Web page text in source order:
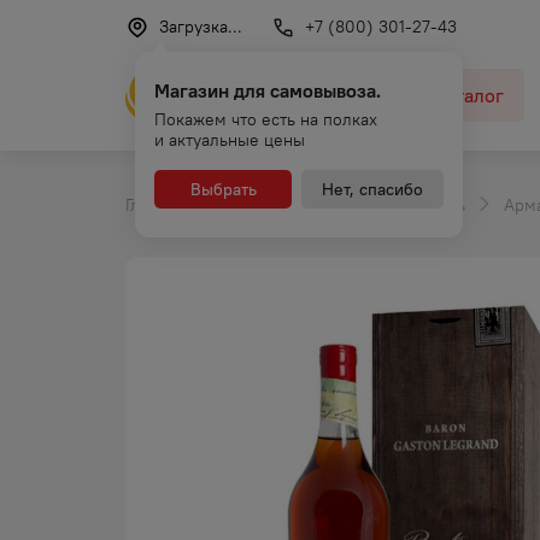
Загрузка... +7 (800) 301-27-43
Каталог
Магазин для самовывоза.
Покажем что есть на полках
и актуальные цены
Выбрать Нет, спасибо
Главная Каталог Крепкий алкоголь